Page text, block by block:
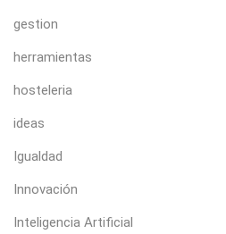
gestion
herramientas
hosteleria
ideas
Igualdad
Innovación
Inteligencia Artificial